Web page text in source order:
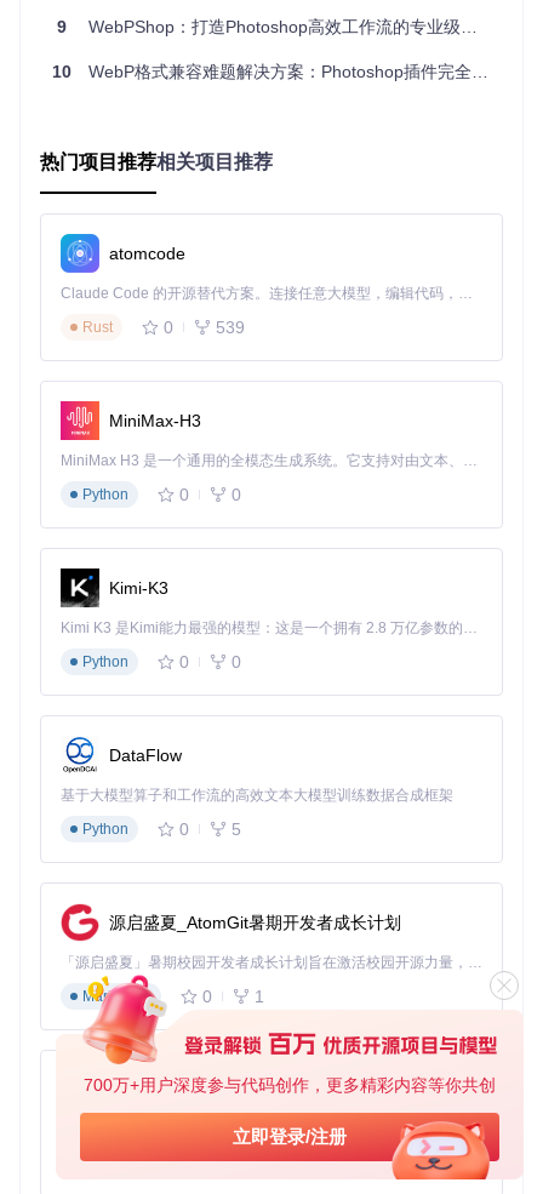
700万+用户深度参与代码创作，更多精彩内容等你共创
立即登录/注册
件。
动画处理模块是WebPShop的差异化优势所在。它创新性地将
提供原生体验，Windows版本采用Win32 API构建，macOS版
三、实践指南：从安装到应用的完整闭环
目标：在Photoshop中实现WebP文件的无缝处理
Windows系统安装步骤
获取源码
执行命令克隆项目仓库：git clone https://gitcod
e.com/gh_mirrors/we/WebPShop
预期结果：项目文件将下载到本地WebPShop目录
进入win目录，使用Visual Studio打开WebPShop.sln解决
方案，选择x64架构后点击"生成"。
预期结果：在Debug或Release目录生成WebPShop.8bi插
件文件
部署验证
C:\Program Files\Adobe\Adobe Photoshop [版本]
\Plug-ins），重启Photoshop后在"文件>打开"对话框中
应能看到WebP格式选项。
验证方法：尝试打开.webp文件，确认图像正确显示且可
编辑
macOS系统安装步骤
预期结果：项目文件保存到用户目录下的WebPShop文件
夹
项目编译
进入mac目录，双击webpshop.xcodeproj打开Xcode项
目，选择"WebPShop"目标后点击"构建"按钮。
预期结果：编译成功后生成WebPShop.plugin文件
/Applications/Adobe Photoshop [版
目录，重启Photoshop后通过"文件>存储为
副本"验证WebP格式是否出现在格式列表中。
9 WebPShop：打造Photoshop高效工作流的专业级优化方案
10 WebP格式兼容难题解决方案：Photoshop插件完全指南
热门项目推荐相关项目推荐
atomcode
Claude Code 的开源替代方案。连接任意大模型，编辑代码，运行命令，自动验证 — 全自动执行。用 Rust 构建，极致性能。 ｜ An open-source alternative to Claude Code. Connect any LLM, edit code, run commands, and verify changes — autonomously. Built in Rust for speed. Get Started
Rust
0 539
MiniMax-H3
MiniMax H3 是一个通用的全模态生成系统。它支持对由文本、图像、视频和音频组成的多模态上下文进行统一理解，并能生成分辨率高达 2K、时长可达 15 秒的带原生立体声音频的视频。得益于面向任务泛化的系统设计，H3 在预训练阶段就已具备广泛的多模态上下文理解与生成能力，能够出色地执行复杂的多模态指令。
Python
0 0
Kimi-K3
Kimi K3 是Kimi能力最强的模型：这是一个拥有 2.8 万亿参数的混合专家（MoE）模型，具备原生视觉理解能力，并支持 100 万 token 的上下文窗口。
Python
0 0
DataFlow
基于大模型算子和工作流的高效文本大模型训练数据合成框架
Python
0 5
源启盛夏_AtomGit暑期开发者成长计划
「源启盛夏」暑期校园开发者成长计划旨在激活校园开源力量，通过积分激励、认证扶持、资源倾斜等形式，引导高校组织和开发者完成「入驻 — 建项目 — 做贡献 — 获认证 — 得资源」的完整闭环。无论你是想带领社团入驻平台的组织者，还是希望用代码贡献证明自己的开发者，都能在这里找到属于你的成长路径。
Markdown
0 1
py-xiaozhi
基于Python的Xiaozhi AI，适用于想要完整Xiaozhi体验而无需拥有专用硬件的用户。
Python
0 1